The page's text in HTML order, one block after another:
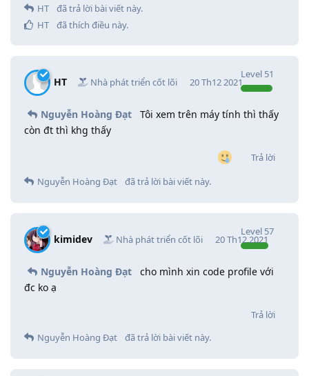
HT
đã trả lời bài viết này.
HT
đã thích điều này.
HT Nhà phát triển cốt lõi
Level 51
20 Th12 2021
Nguyễn Hoàng Đạt
Tôi xem trên máy tính thì thấy
còn đt thì khg thấy
Trả lời
Nguyễn Hoàng Đạt
đã trả lời bài viết này.
kimidev Nhà phát triển cốt lõi
Level 57
20 Th12 2021
Nguyễn Hoàng Đạt
cho mình xin code profile với
đc ko ạ
Trả lời
Nguyễn Hoàng Đạt
đã trả lời bài viết này.